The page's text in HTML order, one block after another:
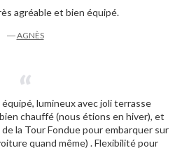
agréable et bien équipé.
―AGNÈS
lumineux avec joli terrasse
chauffé (nous étions en hiver), et
la Tour Fondue pour embarquer sur
quand même) . Flexibilité pour